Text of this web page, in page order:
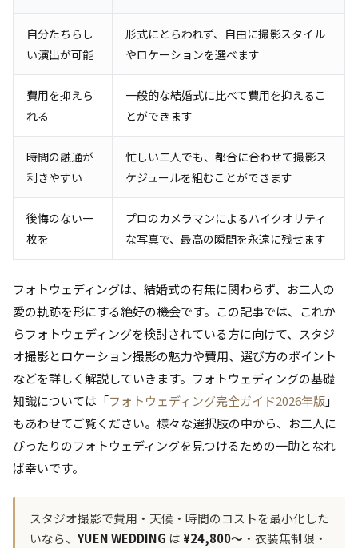
自分たちらし
い演出が可能
形式にとらわれず、自由に撮影スタイル
やロケーションを選べます
費用を抑えら
れる
一般的な結婚式に比べて費用を抑えるこ
とができます
時間の融通が
利きやすい
忙しい二人でも、都合に合わせて撮影ス
ケジュールを組むことができます
後悔のない一
枚を
プロのカメラマンによるハイクオリティ
な写真で、最高の瞬間を永遠に残せます
フォトウェディングは、結婚式の有無に関わらず、お二人の
愛の軌跡を形にする絶好の機会です。この記事では、これか
らフォトウェディングを検討されている方に向けて、スタジ
オ撮影とロケーション撮影の魅力や費用、選び方のポイント
などを詳しく解説していきます。フォトウェディングの基礎
知識については「フォトウェディング完全ガイド2026年版」
もあわせてご覧ください。様々な選択肢の中から、お二人に
ぴったりのフォトウェディングを見つけるための一助となれ
ば幸いです。
スタジオ撮影で費用・天候・時間のコストを最小化した
いなら、 YUEN WEDDING は¥24,800〜 ・衣装無制限・